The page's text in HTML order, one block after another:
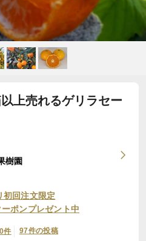
上売れるゲリラセー
樹園
回注文限定
ポンプレゼント中
件 97件の投稿